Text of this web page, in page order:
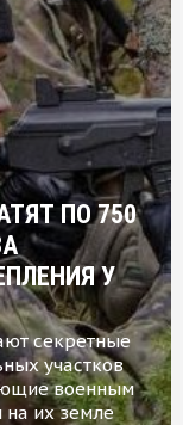
ПО 750
У
секретные
участков
военным
на их земле